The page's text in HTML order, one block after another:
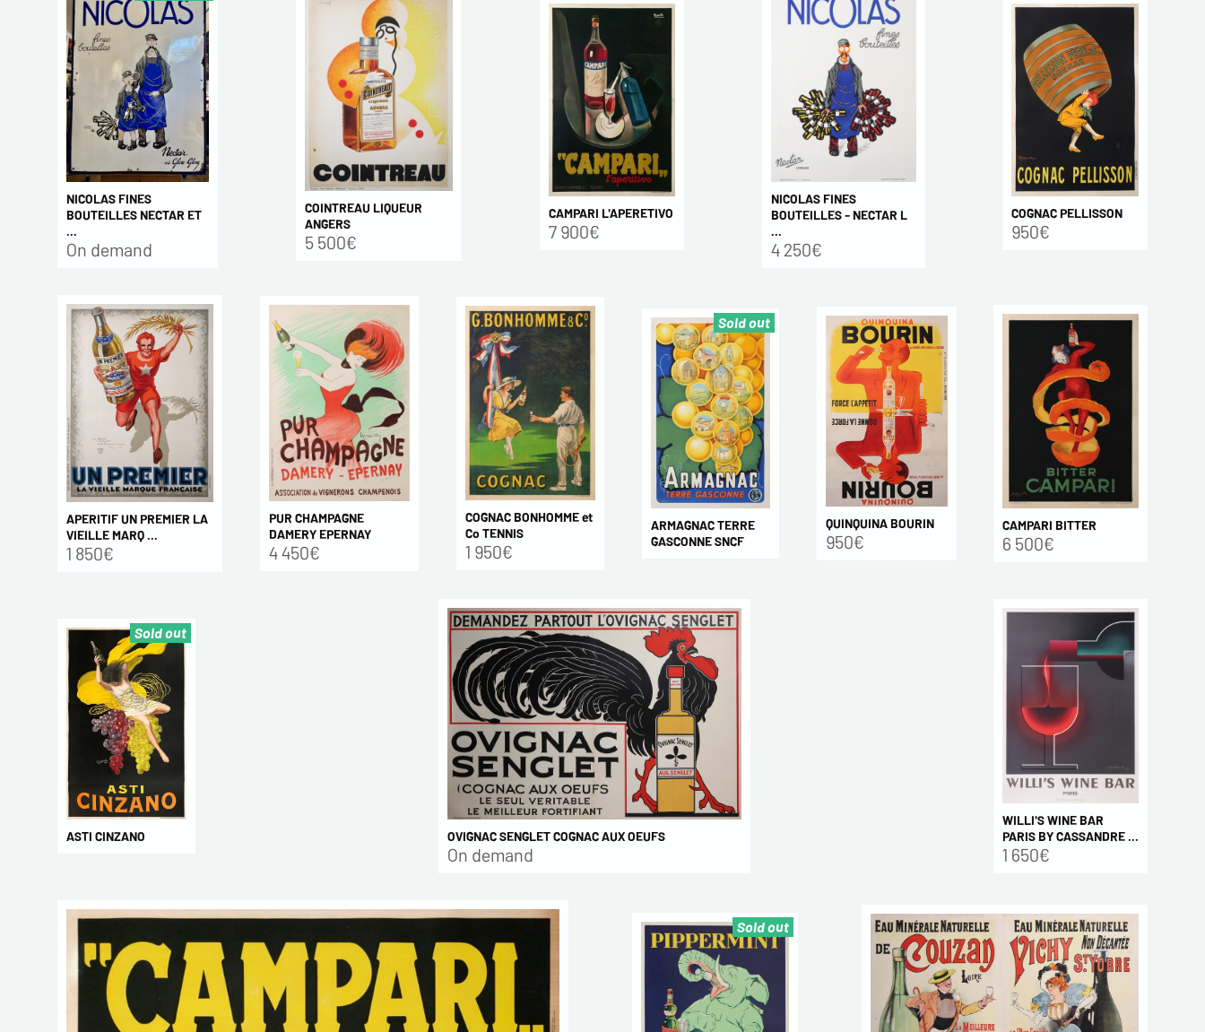
NICOLAS FINES
BOUTEILLES NECTAR ET
...
On demand
COINTREAU LIQUEUR
ANGERS
5 500€
CAMPARI L'APERETIVO
7 900€
NICOLAS FINES
BOUTEILLES - NECTAR L
...
4 250€
COGNAC PELLISSON
950€
APERITIF UN PREMIER LA
VIEILLE MARQ ...
1 850€
PUR CHAMPAGNE
DAMERY EPERNAY
4 450€
COGNAC BONHOMME et
Co TENNIS
1 950€
ARMAGNAC TERRE
GASCONNE SNCF
Sold out
QUINQUINA BOURIN
950€
CAMPARI BITTER
6 500€
ASTI CINZANO
Sold out
OVIGNAC SENGLET COGNAC AUX OEUFS
On demand
WILLI'S WINE BAR
PARIS BY CASSANDRE ...
1 650€
Sold out